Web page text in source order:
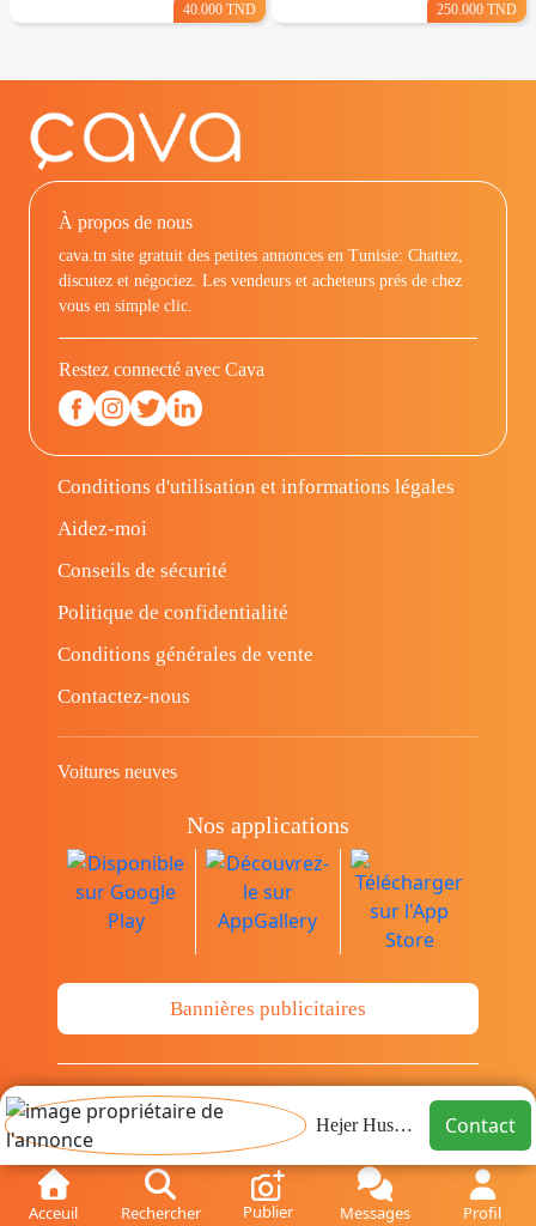
Acceuil Rechercher Publier Messages Profil
40.000 TND 250.000 TND
Hejer Hussein Contact
À propos de nous
cava.tn site gratuit des petites annonces en Tunisie: Chattez,
discutez et négociez. Les vendeurs et acheteurs prés de chez
vous en simple clic.
Restez connecté avec Cava
Conditions d'utilisation et informations légales
Aidez-moi
Conseils de sécurité
Politique de confidentialité
Conditions générales de vente
Contactez-nous
Voitures neuves
Nos applications
Bannières publicitaires
© Copyright 2014-2026 Cava.tn Limited Tous
les droits sont réservés.